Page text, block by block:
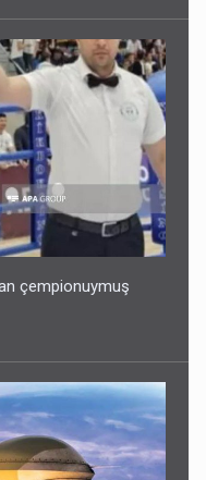
çempionuymuş